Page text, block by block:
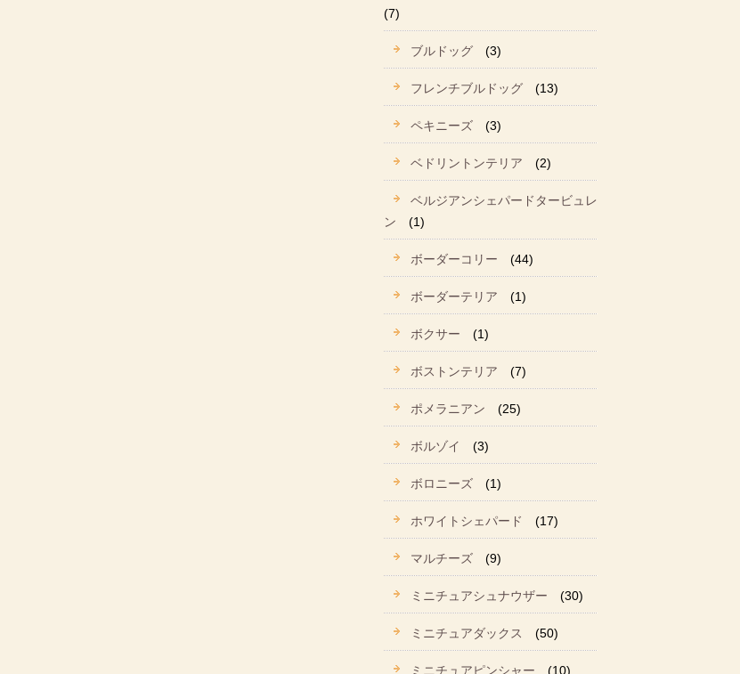
(7)
ブルドッグ (3)
フレンチブルドッグ (13)
ペキニーズ (3)
ベドリントンテリア (2)
ベルジアンシェパードタービュレ
ン
(1)
ボーダーコリー (44)
ボーダーテリア (1)
ボクサー (1)
ボストンテリア (7)
ポメラニアン (25)
ボルゾイ (3)
ボロニーズ (1)
ホワイトシェパード (17)
マルチーズ (9)
ミニチュアシュナウザー (30)
ミニチュアダックス (50)
ミニチュアピンシャー (10)